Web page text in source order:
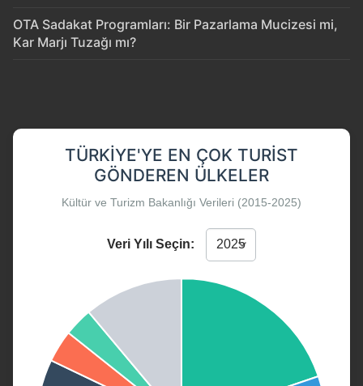
OTA Sadakat Programları: Bir Pazarlama Mucizesi mi,
Kar Marjı Tuzağı mı?
TÜRKIYE'YE EN ÇOK TURIST
GÖNDEREN ÜLKELER
Kültür ve Turizm Bakanlığı Verileri (2015-2025)
Veri Yılı Seçin: